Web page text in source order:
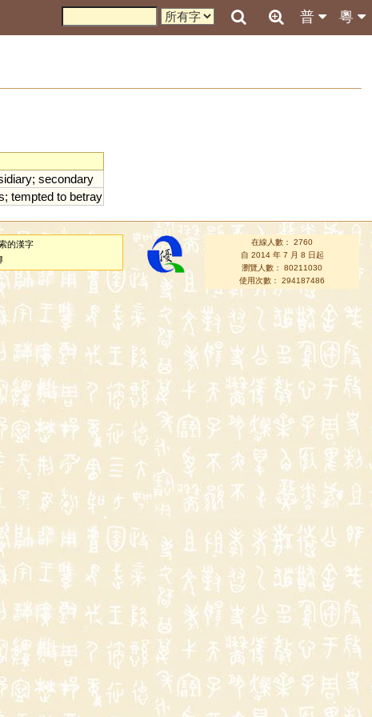
粵
普
; secondary
; tempted to betray
的漢字
在線人數： 2760
自 2014 年 7 月 8 日起
瀏覽人數： 80211030
使用次數： 294187486